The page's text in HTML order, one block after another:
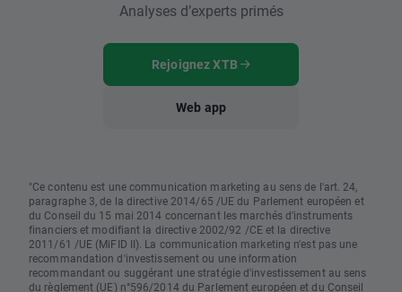
Analyses d’experts primés
Rejoignez XTB
Web app
"Ce contenu est une communication marketing au sens de l'art. 24,
paragraphe 3, de la directive 2014/65 /UE du Parlement européen et
du Conseil du 15 mai 2014 concernant les marchés d'instruments
financiers et modifiant la directive 2002/92 /CE et la directive
2011/61 /UE (MiFID II). La communication marketing n'est pas une
recommandation d'investissement ou une information
recommandant ou suggérant une stratégie d'investissement au sens
du règlement (UE) n°596/2014 du Parlement européen et du Conseil